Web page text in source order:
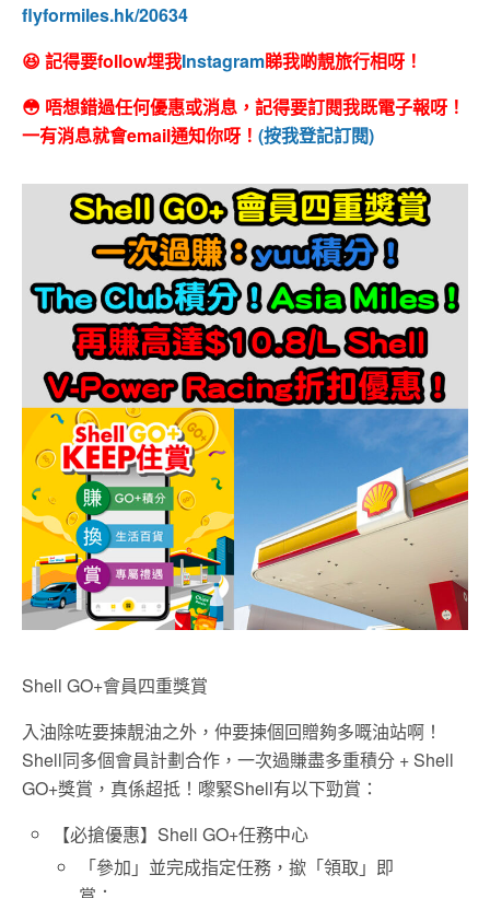
flyformiles.hk/20634
😆 記得要follow埋我Instagram睇我啲靚旅行相呀！
😳 唔想錯過任何優惠或消息，記得要訂閱我既電子報呀！
一有消息就會email通知你呀！ (按我登記訂閱)
Shell GO+會員四重獎賞
入油除咗要揀靚油之外，仲要揀個回贈夠多嘅油站啊！
Shell同多個會員計劃合作，一次過賺盡多重積分 + Shell
GO+獎賞，真係超抵！嚟緊Shell有以下勁賞：
【必搶優惠】Shell GO+任務中心
「參加」並完成指定任務，撳「領取」即